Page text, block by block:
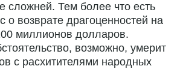
сложней. Тем более что есть
о возврате драгоценностей на
миллионов долларов.
возможно, умерит
с расхитителями народных